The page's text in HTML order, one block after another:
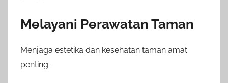
Melayani Perawatan Taman
Menjaga estetika dan kesehatan taman amat
penting.